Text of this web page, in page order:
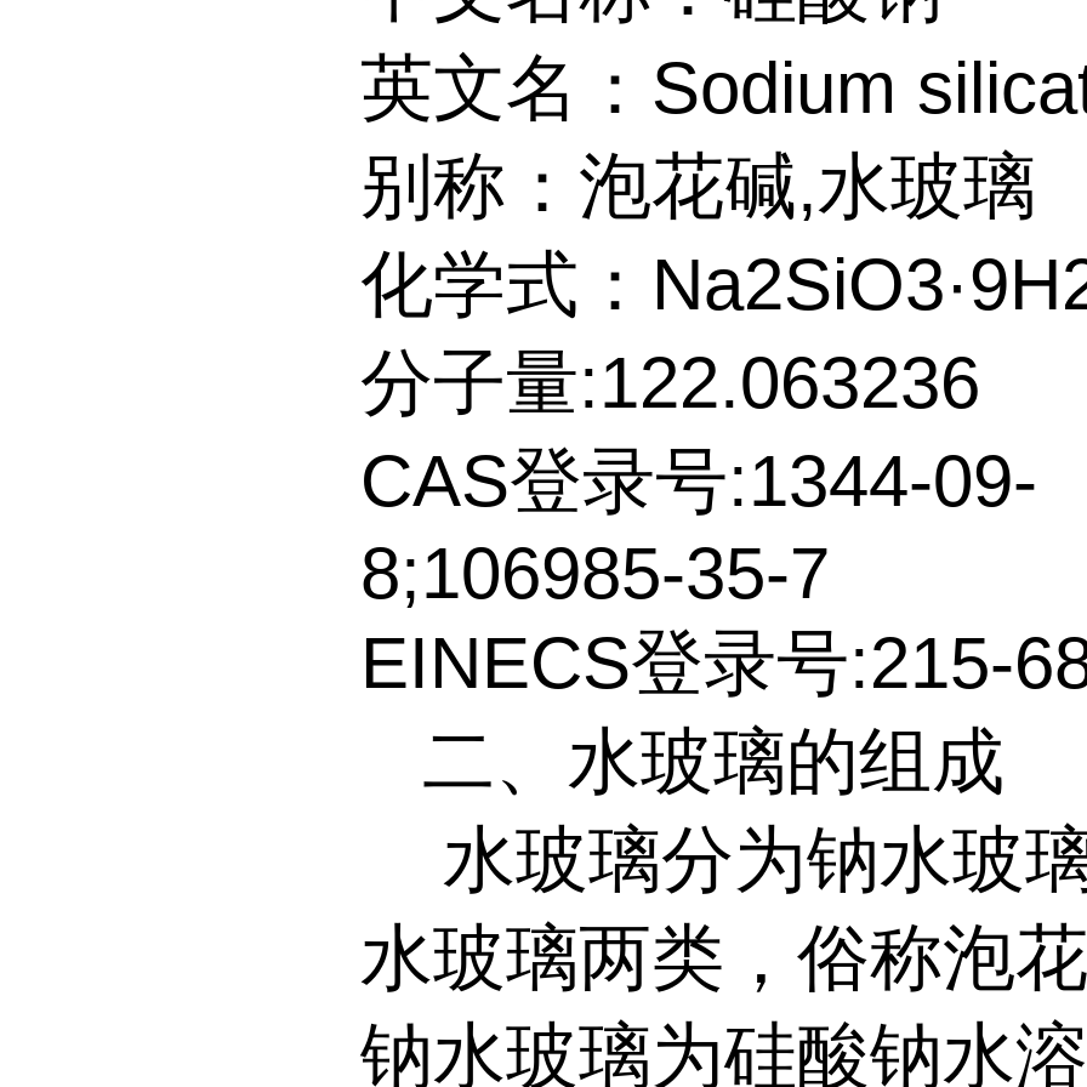
英文名：Sodium
别称：泡花碱,水玻璃
化学式：
分子量:122.063236
CAS登录号:1344-09-
8;106985-35-7
EINECS登录号:215-
二、水玻璃的组成
水玻璃分为钠水玻
水玻璃两类，俗称泡花
钠水玻璃为硅酸钠水溶